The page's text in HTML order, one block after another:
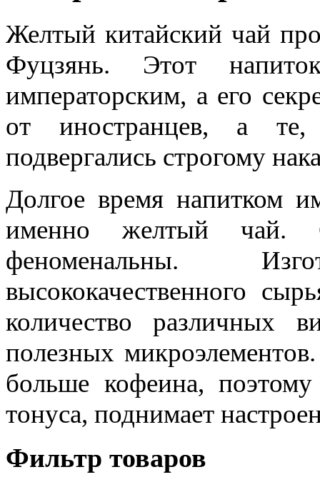
Желтый китайский чай
Фуцзянь. Этот
императорским, а его
от иностранцев, а
подвергались строгому
Долгое время напитком
именно желтый чай.
феноменальны.
высококачественного
количество различных
полезных
больше кофеина,
тонуса, поднимает
Фильтр товаров